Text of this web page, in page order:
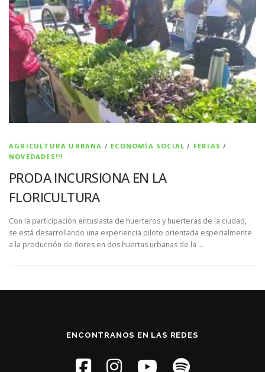
AGRICULTURA URBANA / ECONOMÍA SOCIAL / FERIAS /
NOVEDADES!!!
PRODA INCURSIONA EN LA
FLORICULTURA
Con la participación entusiasta de huerteros y huerteras de la ciudad,
se está desarrollando una experiencia piloto orientada especialmente
a la producción de flores en dos huertas urbanas de la …
ENCONTRANOS EN LAS REDES